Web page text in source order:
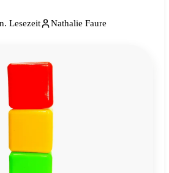
Lesezeit Nathalie Faure